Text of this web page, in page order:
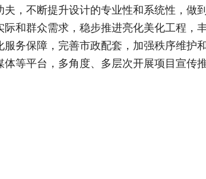
夫，不断提升设计的专业性和系统性，
际和群众需求，稳步推进亮化美化工程，
服务保障，完善市政配套，加强秩序维护
体等平台，多角度、多层次开展项目宣传